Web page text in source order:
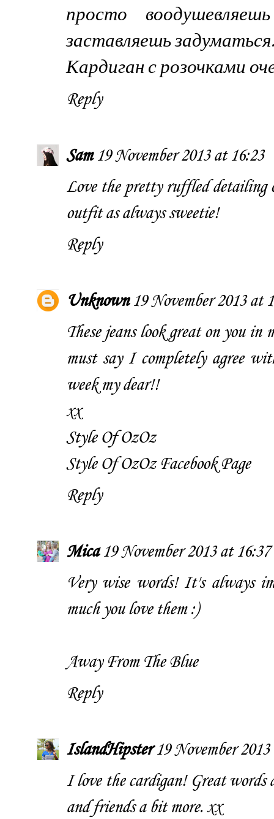
просто
заставляешь задуматься.
Кардиган с розочками
Reply
Sam 19 November 2013 at 16:23
Love the pretty ruffled detailing
outfit as always sweetie!
Reply
Unknown 19 November 2013 at
These jeans look great on you
must say I completely agree
week my dear!!
xx
Style Of OzOz
Style Of OzOz Facebook Page
Reply
Mica 19 November 2013 at 16:37
Very wise words! It's always
much you love them :)
Away From The Blue
Reply
IslandHipster 19 November
I love the cardigan! Great words
and friends a bit more. xx